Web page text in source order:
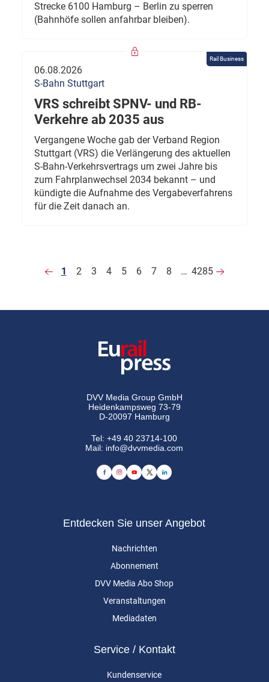
Strecke 6100 Hamburg – Berlin zu sperren
(Bahnhöfe sollen anfahrbar bleiben).
Rail Business
06.08.2026
S-Bahn Stuttgart
VRS schreibt SPNV- und RB-
Verkehre ab 2035 aus
Vergangene Woche gab der Verband Region
Stuttgart (VRS) die Verlängerung des aktuellen
S-Bahn-Verkehrsvertrags um zwei Jahre bis
zum Fahrplanwechsel 2034 bekannt – und
kündigte die Aufnahme des Vergabeverfahrens
für die Zeit danach an.
1 2 3 4 5 6 7 8 … 4285
DVV Media Group GmbH
Heidenkampsweg 73-79
D-20097 Hamburg
Tel:+49 40 23714-100
Mail: info@dvvmedia.com
Entdecken Sie unser Angebot
Nachrichten
Abonnement
DVV Media Abo Shop
Veranstaltungen
Mediadaten
Service / Kontakt
Kundenservice